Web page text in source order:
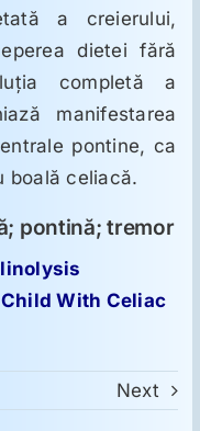
a creierului,
dietei fără
completă a
manifestarea
pontine, ca
boală celiacă.
pontină; tremor
With Celiac
Next